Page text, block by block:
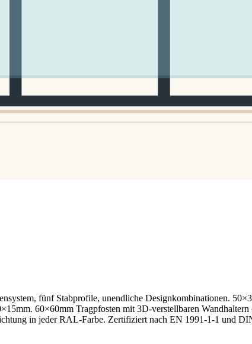
fünf Stabprofile, unendliche Designkombinationen.
60×60mm Tragpfosten mit 3D-verstellbaren
in jeder RAL-Farbe. Zertifiziert nach EN 1991-1-1 und